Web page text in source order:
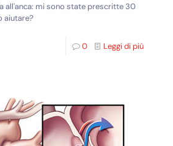
all'anca: mi sono state prescritte 30
aiutare?
0 Leggi di più